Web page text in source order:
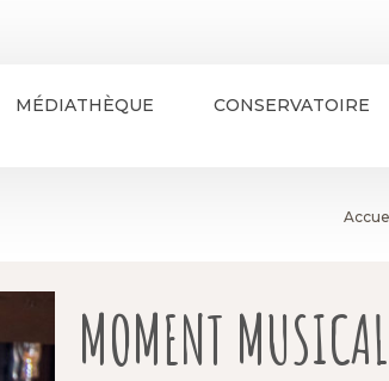
MÉDIATHÈQUE CONSERVATOIRE
MOMENT